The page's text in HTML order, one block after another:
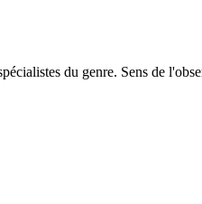
du genre. Sens de